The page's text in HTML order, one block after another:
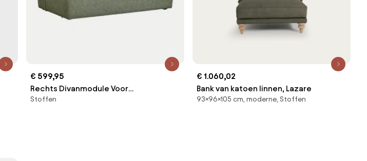
€ 599,95
Rechts Divanmodule Voor
Gestoffeerde Modulaire Bank Cardea
Stoffen
€ 1.060,02
Bank van katoen linnen, Lazare
93×96×105 cm, moderne, Stoffen